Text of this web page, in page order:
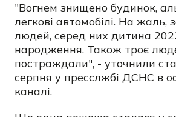
"Вогнем знищено будинок,
легкові автомобілі. На жаль,
людей, серед них дитина
народження. Також троє
постраждали", - уточнили
серпня у пресслжбі ДСНС в
каналі.